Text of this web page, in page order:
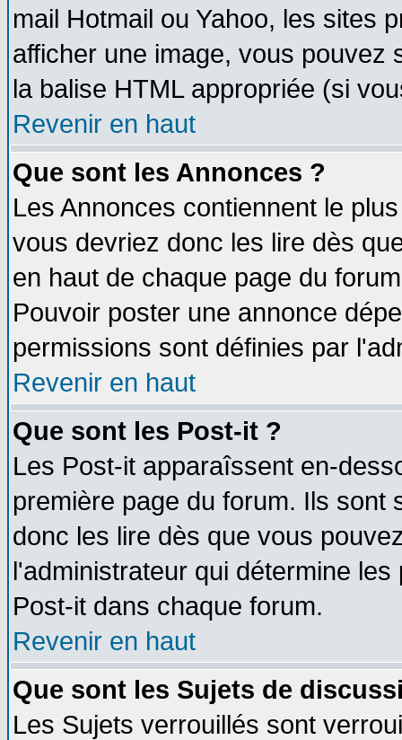
mail Hotmail ou Yahoo, les sites
afficher une image, vous pouvez
la balise HTML appropriée (si
Revenir en haut
Que sont les Annonces ?
Les Annonces contiennent le
vous devriez donc les lire dès
en haut de chaque page du
Pouvoir poster une annonce
permissions sont définies par
Revenir en haut
Que sont les Post-it ?
Les Post-it apparaîssent en-
première page du forum. Ils
donc les lire dès que vous
l'administrateur qui détermine
Post-it dans chaque forum.
Revenir en haut
Que sont les Sujets de
Les Sujets verrouillés sont